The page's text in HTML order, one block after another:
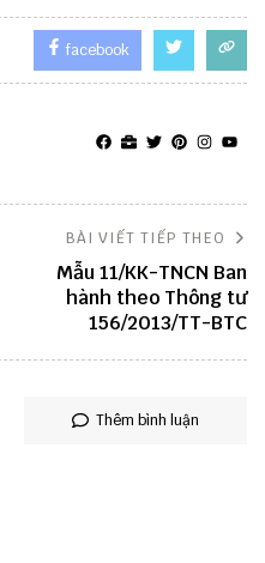
facebook
BÀI VIẾT TIẾP THEO
Mẫu 11/KK-TNCN Ban
hành theo Thông tư
156/2013/TT-BTC
Thêm bình luận